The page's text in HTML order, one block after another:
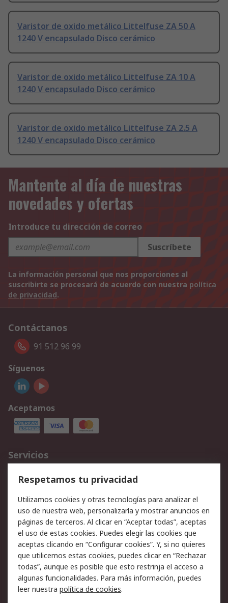
Varistor de oxido metálico Littelfuse ZA 50 A
1240 V encapsulado Disco cerámico
Varistor de oxido metálico Littelfuse ZA 10 A
1240 V encapsulado Disco cerámico
Varistor de oxido metálico Littelfuse ZA 2.5 A
1240 V encapsulado Disco cerámico
Mantente al día de nuestras
novedades y ofertas
Introduce tu dirección de correo
Suscríbete
La información personal que nos proporciones al
suscribirte se procesará de acuerdo con nuestra política
de privacidad.
Contáctanos
91 512 96 99
Síguenos
Aceptamos
Servicios
Cómo realizar pedidos
Devoluciones
Facturación y pago
Ofertas
Soporte técnico
Legal
Aviso legal
Política de privacidad -
Actualizada
Política sobre cookies
Seguridad de emails
Certificaciones de
Condiciones de venta
Respetamos tu privacidad
Utilizamos cookies y otras tecnologías para analizar el
uso de nuestra web, personalizarla y mostrar anuncios en
páginas de terceros. Al clicar en “Aceptar todas”, aceptas
el uso de estas cookies. Puedes elegir las cookies que
aceptas clicando en “Configurar cookies”. Y, si no quieres
que utilicemos estas cookies, puedes clicar en “Rechazar
todas”, aunque es posible que esto restrinja el acceso a
algunas funcionalidades. Para más información, puedes
leer nuestra política de cookies.